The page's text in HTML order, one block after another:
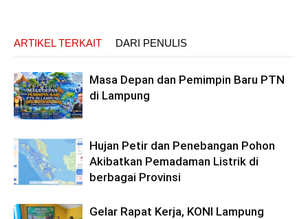
ARTIKEL TERKAIT DARI PENULIS
Masa Depan dan Pemimpin Baru PTN
di Lampung
Hujan Petir dan Penebangan Pohon
Akibatkan Pemadaman Listrik di
berbagai Provinsi
Gelar Rapat Kerja, KONI Lampung